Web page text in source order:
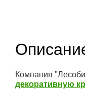
Компания
декоративную